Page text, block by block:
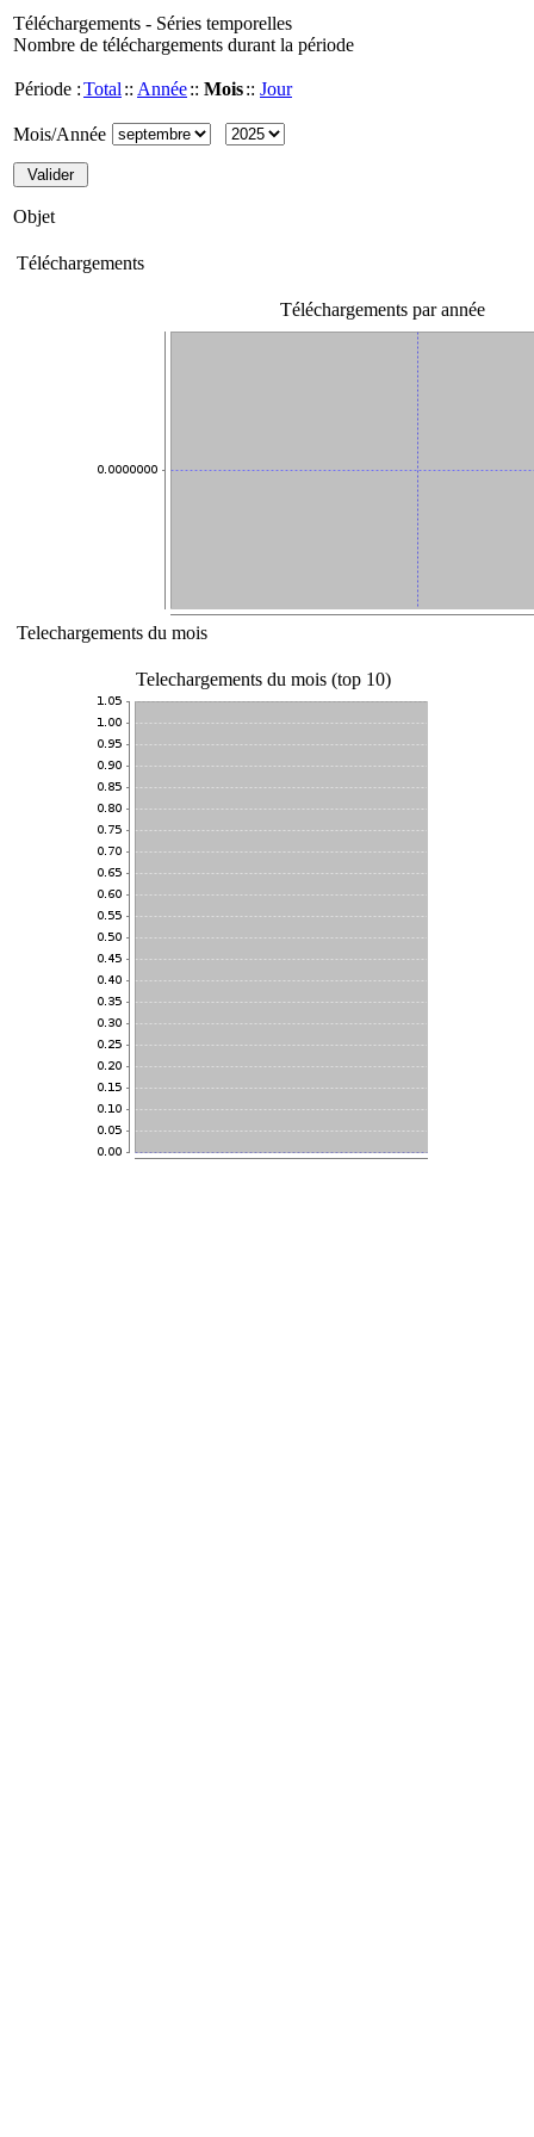
Téléchargements - Séries temporelles
Nombre de téléchargements durant la période
Période :Total :: Année:: Mois:: Jour
Mois/Année
Objet
Téléchargements
Téléchargements par année
Telechargements du mois
Telechargements du mois (top 10)